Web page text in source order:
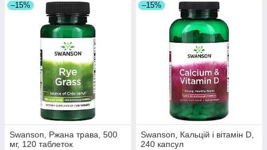
–15%
Swanson, Ржана трава, 500
мг, 120 таблеток
–15%
Swanson, Кальцій і вітамін D,
240 капсул